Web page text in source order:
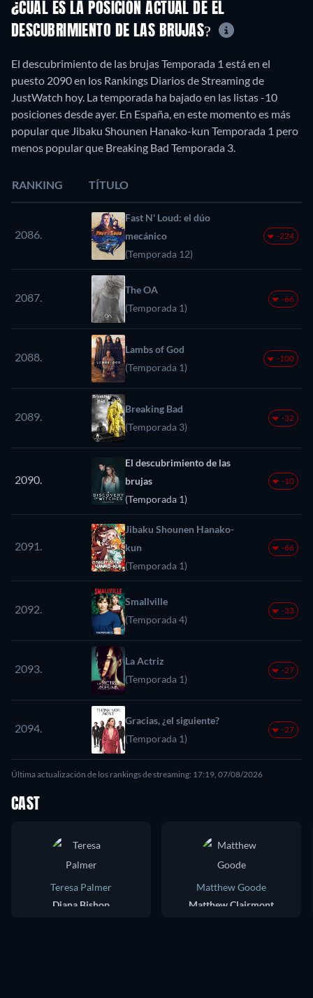
¿CUÁL ES LA POSICIÓN ACTUAL DE EL
DESCUBRIMIENTO DE LAS BRUJAS?
El descubrimiento de las brujas Temporada 1 está en el
puesto 2090 en los Rankings Diarios de Streaming de
JustWatch hoy. La temporada ha bajado en las listas -10
posiciones desde ayer. En España, en este momento es más
popular que Jibaku Shounen Hanako-kun Temporada 1 pero
menos popular que Breaking Bad Temporada 3.
RANKING TÍTULO
2086.
Fast N' Loud: el dúo
mecánico
(Temporada 12)
-224
2087.
The OA
(Temporada 1)
-66
2088.
Lambs of God
(Temporada 1)
-100
2089.
Breaking Bad
(Temporada 3)
-32
2090.
El descubrimiento de las
brujas
(Temporada 1)
-10
2091.
Jibaku Shounen Hanako-
kun
(Temporada 1)
-66
2092.
Smallville
(Temporada 4)
-33
2093.
La Actriz
(Temporada 1)
-27
2094.
Gracias, ¿el siguiente?
(Temporada 1)
-27
Última actualización de los rankings de streaming: 17:19, 07/08/2026
CAST
Teresa Palmer
Diana Bishop
Matthew Goode
Matthew Clairmont